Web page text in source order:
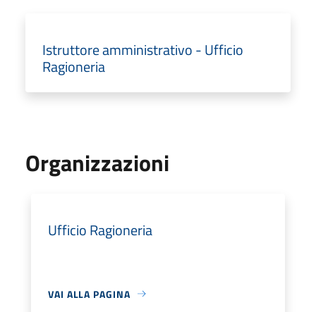
Istruttore amministrativo - Ufficio
Ragioneria
Organizzazioni
Ufficio Ragioneria
VAI ALLA PAGINA